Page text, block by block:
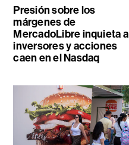
Presión sobre los
márgenes de
MercadoLibre inquieta a
inversores y acciones
caen en el Nasdaq